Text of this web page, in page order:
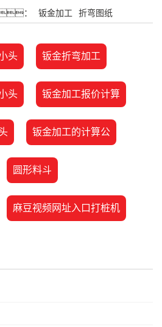
： 钣金加工 折弯图纸
头 钣金折弯加工
头 钣金加工报价计算
钣金加工的计算公
圆形料斗
麻豆视频网址入口打桩机